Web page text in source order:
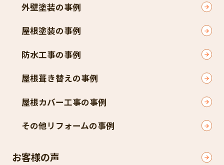
外壁塗装の事例
屋根塗装の事例
防水工事の事例
屋根葺き替えの事例
屋根カバー工事の事例
その他リフォームの事例
お客様の声